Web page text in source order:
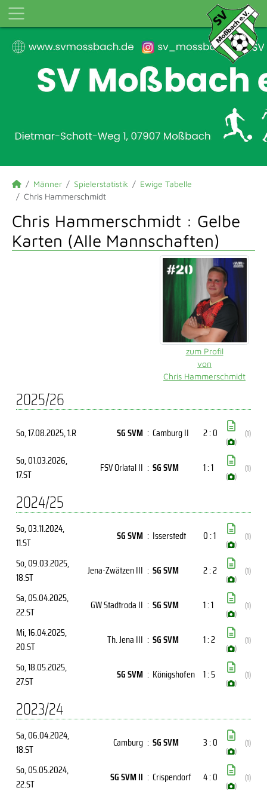
Männer Spielerstatistik
Ewige Tabelle
Chris Hammerschmidt
Chris Hammerschmidt : Gelbe
Karten (Alle Mannschaften)
zum Profil
von
Chris Hammerschmidt
2025/26
So, 17.08.2025, 1.R SG SVM : Camburg II 2 : 0
( )
(1)
So, 01.03.2026,
17.ST
FSV Orlatal II : SG SVM 1 : 1
( )
(1)
2024/25
So, 03.11.2024,
11.ST
SG SVM : Isserstedt 0 : 1
( )
(1)
So, 09.03.2025,
18.ST
Jena-Zwätzen III : SG SVM 2 : 2
( )
(1)
Sa, 05.04.2025,
22.ST
GW Stadtroda II : SG SVM 1 : 1
( )
(1)
Mi, 16.04.2025,
20.ST
Th. Jena III : SG SVM 1 : 2
( )
(1)
So, 18.05.2025,
27.ST
SG SVM : Königshofen 1 : 5
( )
(1)
2023/24
Sa, 06.04.2024,
18.ST
Camburg : SG SVM 3 : 0
( )
(1)
So, 05.05.2024,
22.ST
SG SVM II : Crispendorf 4 : 0
( )
(1)